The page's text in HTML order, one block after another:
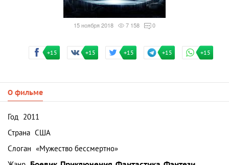
15 ноября 2018 7 158 0
+15 +15 +15 +15 +15
О фильме
Год 2011
Страна США
Слоган «Мужество бессмертно»